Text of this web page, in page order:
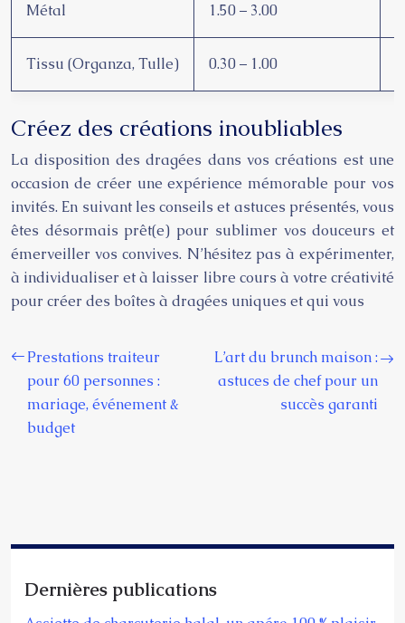
Métal 1.50 – 3.00
Tissu (Organza, Tulle) 0.30 – 1.00
Créez des créations inoubliables
La disposition des dragées dans vos créations est une
occasion de créer une expérience mémorable pour vos
invités. En suivant les conseils et astuces présentés, vous
êtes désormais prêt(e) pour sublimer vos douceurs et
émerveiller vos convives. N’hésitez pas à expérimenter,
à individualiser et à laisser libre cours à votre créativité
pour créer des boîtes à dragées uniques et qui vous
Prestations traiteur
pour 60 personnes :
mariage, événement &
budget
L’art du brunch maison :
astuces de chef pour un
succès garanti
Dernières publications